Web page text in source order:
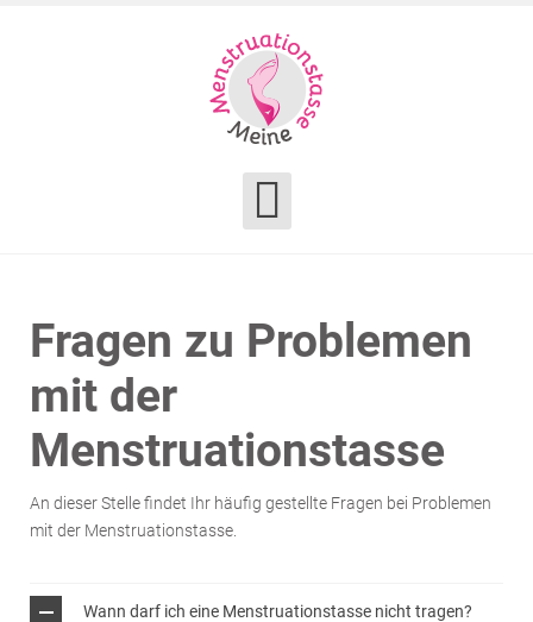
Fragen zu Problemen
mit der
Menstruationstasse
An dieser Stelle findet Ihr häufig gestellte Fragen bei Problemen
mit der Menstruationstasse.
Wann darf ich eine Menstruationstasse nicht tragen?